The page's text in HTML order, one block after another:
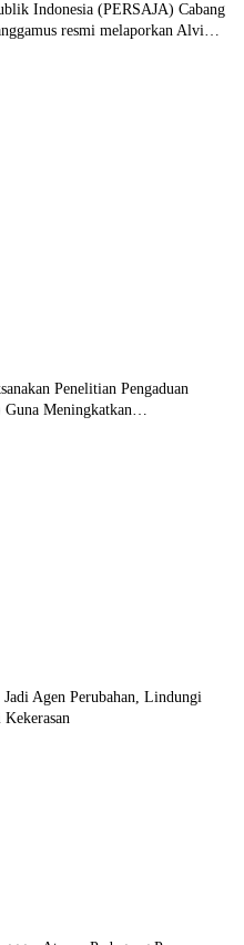
Indonesia (PERSAJA) Cabang
resmi melaporkan Alvin
Penelitian Pengaduan
Guna Meningkatkan
Polri Di Polda Kepri
Agen Perubahan, Lindungi